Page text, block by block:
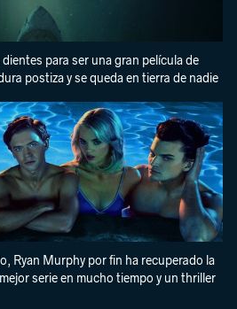
para ser una gran película de
postiza y se queda en tierra de nadie
Ryan Murphy por fin ha recuperado la
serie en mucho tiempo y un thriller